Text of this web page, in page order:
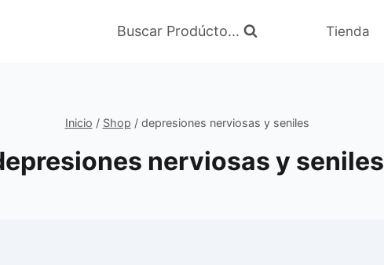
Buscar Prodúcto... Tienda
Inicio / Shop / depresiones nerviosas y seniles
nerviosas y seniles